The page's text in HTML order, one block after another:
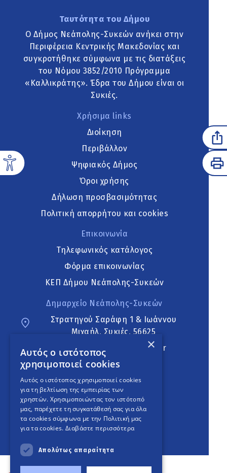
Ταυτότητα του Δήμου
Ο Δήμος Νεάπολης-Συκεών ανήκει στην
Περιφέρεια Κεντρικής Μακεδονίας και
συγκροτήθηκε σύμφωνα με τις διατάξεις
του Νόμου 3852/2010 Πρόγραμμα
«Καλλικράτης». Έδρα του Δήμου είναι οι
Συκιές.
Χρήσιμα links
Διοίκηση
Περιβάλλον
Ψηφιακός Δήμος
Όροι χρήσης
Δήλωση προσβασιμότητας
Πολιτική απορρήτου και cookies
Επικοινωνία
Τηλεφωνικός κατάλογος
Φόρμα επικοινωνίας
ΚΕΠ Δήμου Νεάπολης-Συκεών
Δημαρχείο Νεάπολης-Συκεών
Στρατηγού Σαράφη 1 & Ιωάννου
Μιχαήλ, Συκιές, 56625
neapoli.sykies@ddt.gov.gr
Ακολουθήστε
English Version
An project
×
Αυτός ο ιστότοπος
χρησιμοποιεί cookies
Αυτός ο ιστότοπος χρησιμοποιεί cookies
για τη βελτίωση της εμπειρίας των
χρηστών. Χρησιμοποιώντας τον ιστότοπό
μας, παρέχετε τη συγκατάθεσή σας για όλα
τα cookies σύμφωνα με την Πολιτική μας
για τα cookies. Διαβάστε περισσότερα
Απολύτως απαραίτητα